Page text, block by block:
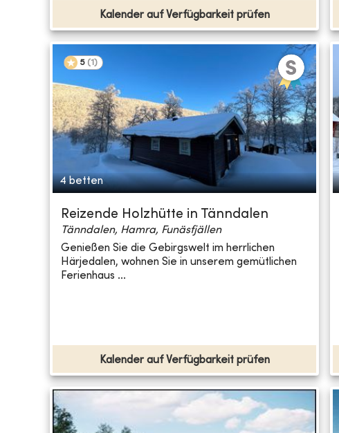
Kalender auf Verfügbarkeit prüfen
5 (1 )
4 betten
Reizende Holzhütte in Tänndalen
Tänndalen, Hamra, Funäsfjällen
Genießen Sie die Gebirgswelt im herrlichen
Härjedalen, wohnen Sie in unserem gemütlichen
Ferienhaus ...
Kalender auf Verfügbarkeit prüfen